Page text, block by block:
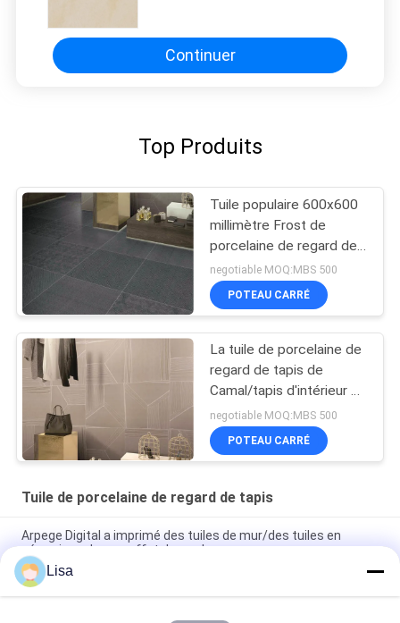
Continuer
Top Produits
Tuile populaire 600x600
millimètre Frost de
porcelaine de regard de
tapis de preuve de tache
résistant
negotiable MOQ:MBS 500
POTEAU CARRÉ
La tuile de porcelaine de
regard de tapis de
Camal/tapis d'intérieur à
la maison couvre de
tuiles le CE certifié
negotiable MOQ:MBS 500
POTEAU CARRÉ
Tuile de porcelaine de regard de tapis
Arpege Digital a imprimé des tuiles de mur/des tuiles en
céramique de mur effet de marbre
Utilisation d'intérieur et extérieure de lustre de jet d'encre de
tapis de regard de tuile transparente de porcelaine
Lisa